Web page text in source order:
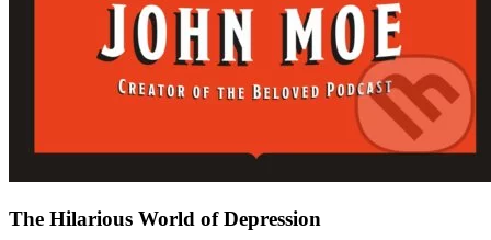
The Hilarious World of Depression